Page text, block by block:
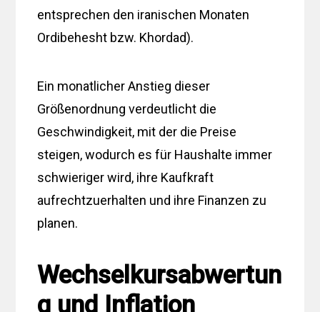
entsprechen den iranischen Monaten
Ordibehesht bzw. Khordad).
Ein monatlicher Anstieg dieser
Größenordnung verdeutlicht die
Geschwindigkeit, mit der die Preise
steigen, wodurch es für Haushalte immer
schwieriger wird, ihre Kaufkraft
aufrechtzuerhalten und ihre Finanzen zu
planen.
Wechselkursabwertun
g und Inflation